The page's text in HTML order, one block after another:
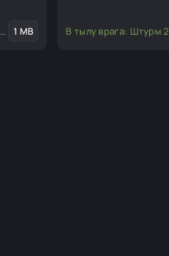
1 MB В тылу врага: Штурм 2